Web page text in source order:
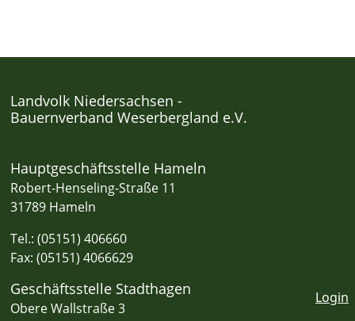
Landvolk Niedersachsen -
Bauernverband Weserbergland e.V.
Hauptgeschäftsstelle Hameln
Robert-Henseling-Straße 11
31789 Hameln
Tel.: (05151) 406660
Fax: (05151) 4066629
Geschäftsstelle Stadthagen
Obere Wallstraße 3
Login